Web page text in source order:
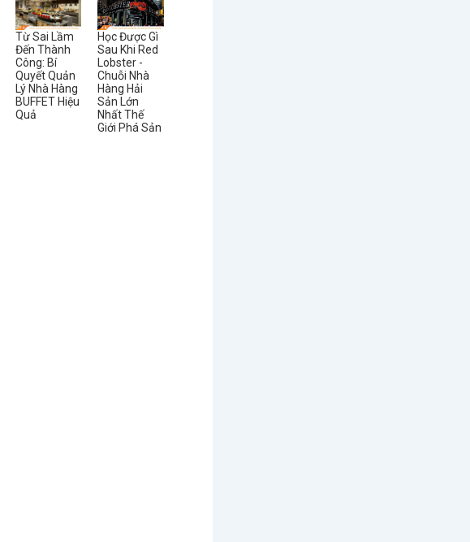
Từ Sai Lầm
Đến Thành
Công: Bí
Quyết Quản
Lý Nhà Hàng
BUFFET Hiệu
Quả
Học Được Gì
Sau Khi Red
Lobster -
Chuỗi Nhà
Hàng Hải
Sản Lớn
Nhất Thế
Giới Phá Sản